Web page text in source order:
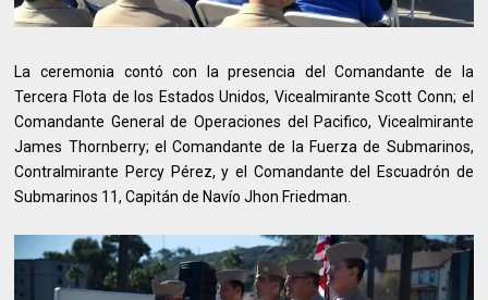
La ceremonia contó con la presencia del Comandante de la
Tercera Flota de los Estados Unidos, Vicealmirante Scott Conn; el
Comandante General de Operaciones del Pacifico, Vicealmirante
James Thornberry; el Comandante de la Fuerza de Submarinos,
Contralmirante Percy Pérez, y el Comandante del Escuadrón de
Submarinos 11, Capitán de Navío Jhon Friedman.